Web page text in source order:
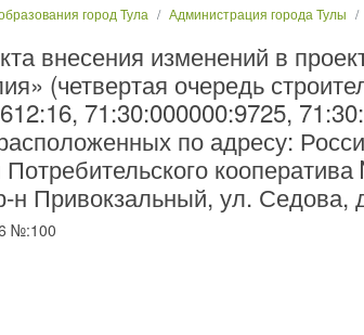
город Тула Администрация города Тулы
внесения изменений в
(четвертая очередь
71:30:000000:9725,
по адресу:
н Привокзальный, ул.
№:100